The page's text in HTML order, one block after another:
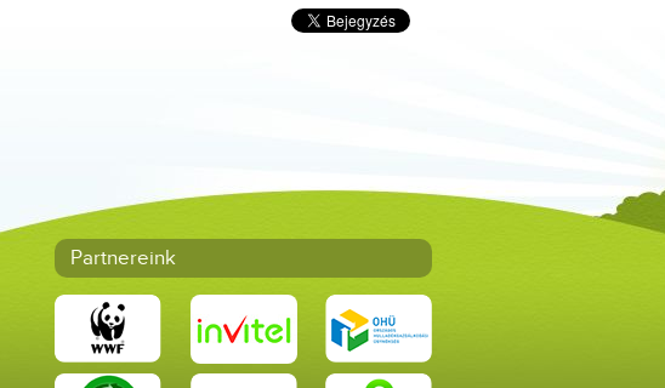
Partnereink